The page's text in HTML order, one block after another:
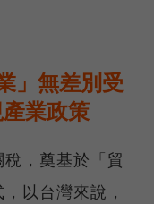
」無差別受
業政策
，奠基於「貿
以台灣來說，